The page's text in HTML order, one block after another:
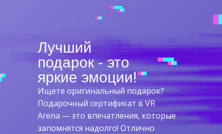
Ищете оригинальный подарок?
Подарочный сертификат в VR
Arena — это впечатления, которые
запомнятся надолго! Отлично
Лучший
подарок - это
яркие эмоции!